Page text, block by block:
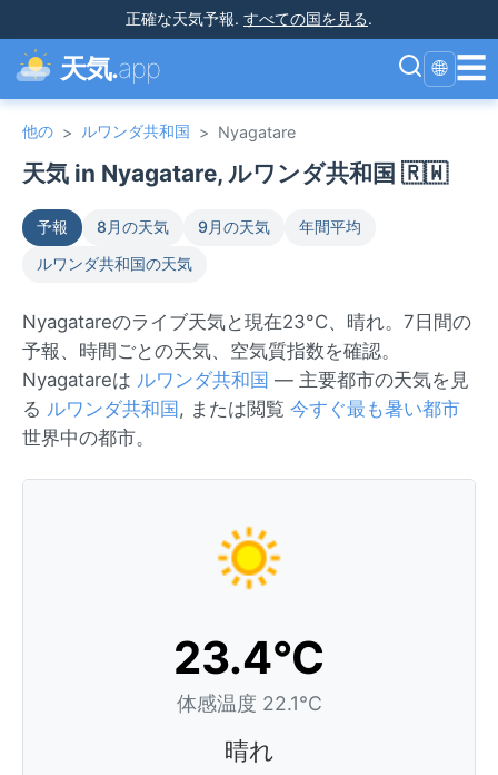
正確な天気予報. すべての国を見る.
天気.app 🌐 ☰
他の > ルワンダ共和国 > Nyagatare
天気 in Nyagatare, ルワンダ共和国 🇷🇼
予報 8月の天気 9月の天気
年間平均
ルワンダ共和国の天気
Nyagatareのライブ天気と現在23°C、晴れ。7日間の
予報、時間ごとの天気、空気質指数を確認。
Nyagatareは ルワンダ共和国 — 主要都市の天気を見
る ルワンダ共和国 , または閲覧 今すぐ最も暑い都市
世界中の都市。
23.4°C
体感温度 22.1°C
晴れ